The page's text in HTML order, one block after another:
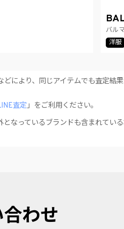
バル
洋服
により、同じアイテムでも査定結
査定」をご利用ください。
なっているブランドも含まれている
わせ